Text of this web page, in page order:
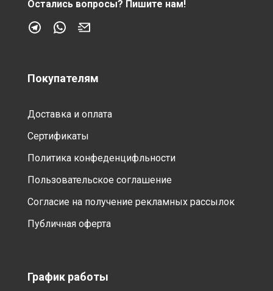
Остались вопросы? Пишите нам!
Покупателям
Доставка и оплата
Сертификаты
Политика конфеденцифльности
Пользовательское соглашение
Согласие на получение рекламных рассылок
Публичная оферта
График работы